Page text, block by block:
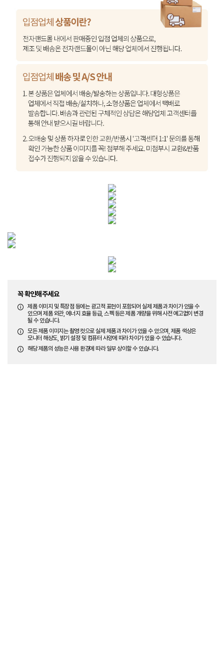
꼭 확인해주세요
제품 이미지 및 특장점 등에는 광고적 표현이 포함되어 실제 제품과 차이가 있을 수
있으며 제품 외관, 에너지 효율 등급, 스펙 등은 제품 개량을 위해 사전 예고없이 변경
될 수 있습니다.
모든 제품 이미지는 촬영 컷으로 실제 제품과 차이가 있을 수 있으며, 제품 색상은
모니터 해상도, 밝기 설정 및 컴퓨터 사양에 따라 차이가 있을 수 있습니다.
해당 제품의 성능은 사용 환경에 따라 일부 상이할 수 있습니다.